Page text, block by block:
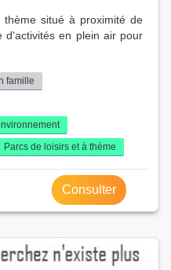
situé à proximité de
d'activités en plein air pour
famille
Parcs de loisirs et à thème
Consulter